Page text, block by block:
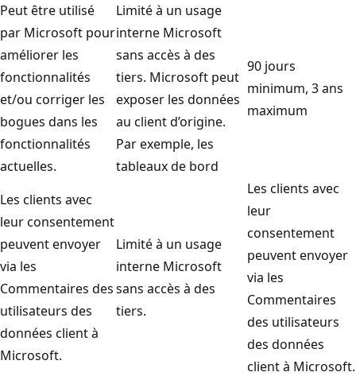
Peut être utilisé
par Microsoft pour
améliorer les
fonctionnalités
et/ou corriger les
bogues dans les
fonctionnalités
actuelles.
Limité à un usage
interne Microsoft
sans accès à des
tiers. Microsoft peut
exposer les données
au client d’origine.
Par exemple, les
tableaux de bord
90 jours
minimum, 3 ans
maximum
Les clients avec
leur consentement
peuvent envoyer
via les
Commentaires des
utilisateurs des
données client à
Microsoft.
Limité à un usage
interne Microsoft
sans accès à des
tiers.
Les clients avec
leur
consentement
peuvent envoyer
via les
Commentaires
des utilisateurs
des données
client à Microsoft.